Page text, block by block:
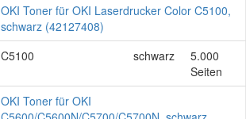
OKI Toner für OKI Laserdrucker Color C5100,
schwarz (42127408)
C5100
schwarz
5.000
Seiten
OKI Toner für OKI